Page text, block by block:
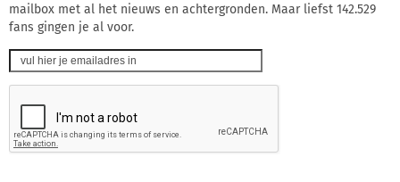
mailbox met al het nieuws en achtergronden. Maar liefst 142.529
fans gingen je al voor.